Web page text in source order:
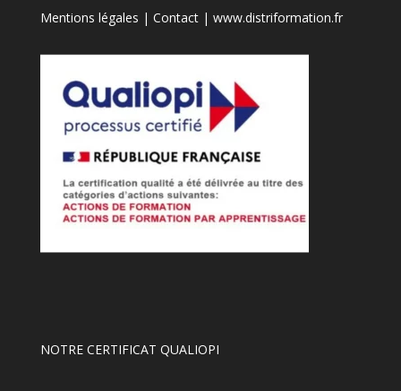
Mentions légales | Contact| www.distriformation.fr
NOTRE CERTIFICAT QUALIOPI